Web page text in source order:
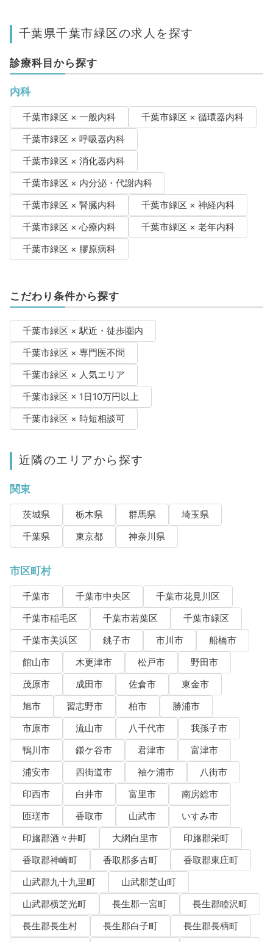
千葉県千葉市緑区の求人を探す
診療科目から探す
内科
千葉市緑区 × 一般内科
千葉市緑区 × 循環器内科
千葉市緑区 × 呼吸器内科
千葉市緑区 × 消化器内科
千葉市緑区 × 内分泌・代謝内科
千葉市緑区 × 腎臓内科
千葉市緑区 × 神経内科
千葉市緑区 × 心療内科
千葉市緑区 × 老年内科
千葉市緑区 × 膠原病科
こだわり条件から探す
千葉市緑区 × 駅近・徒歩圏内
千葉市緑区 × 専門医不問
千葉市緑区 × 人気エリア
千葉市緑区 × 1日10万円以上
千葉市緑区 × 時短相談可
近隣のエリアから探す
関東
茨城県 栃木県 群馬県
埼玉県
千葉県
東京都 神奈川県
市区町村
千葉市 千葉市中央区
千葉市花見川区
千葉市稲毛区
千葉市若葉区
千葉市緑区
千葉市美浜区
銚子市 市川市
船橋市
館山市
木更津市 松戸市
野田市
茂原市
成田市 佐倉市
東金市
旭市
習志野市 柏市
勝浦市
市原市
流山市 八千代市
我孫子市
鴨川市
鎌ケ谷市 君津市
富津市
浦安市
四街道市 袖ケ浦市
八街市
印西市
白井市 富里市
南房総市
匝瑳市
香取市 山武市
いすみ市
印旛郡酒々井町
大網白里市
印旛郡栄町
香取郡神崎町
香取郡多古町
香取郡東庄町
山武郡九十九里町
山武郡芝山町
山武郡横芝光町
長生郡一宮町
長生郡睦沢町
長生郡長生村
長生郡白子町
長生郡長柄町